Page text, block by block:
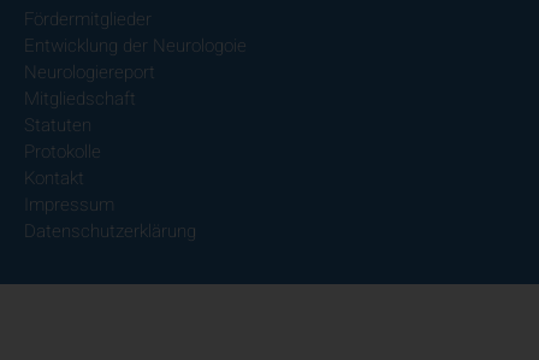
Fördermitglieder
Entwicklung der Neurologoie
Neurologiereport
Mitgliedschaft
Statuten
Protokolle
Kontakt
Impressum
Datenschutzerklärung